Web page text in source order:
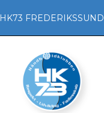
HK73 FREDERIKSSUND